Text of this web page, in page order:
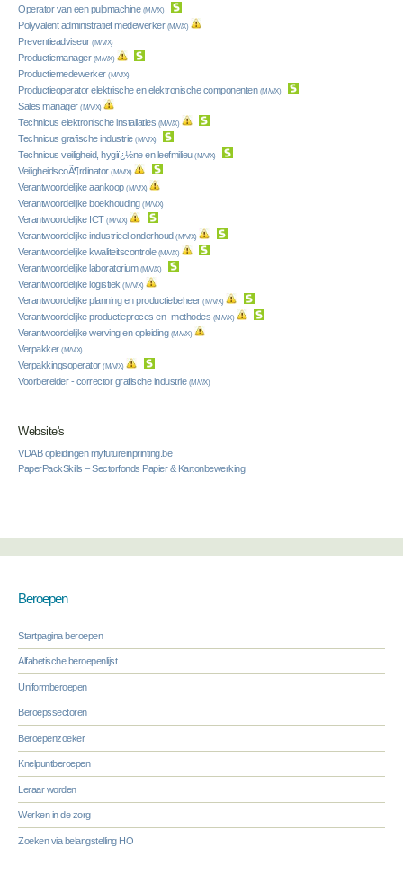
Operator van een pulpmachine (M/V/X)
Polyvalent administratief medewerker (M/V/X)
Preventieadviseur (M/V/X)
Productiemanager (M/V/X)
Productiemedewerker (M/V/X)
Productieoperator elektrische en elektronische componenten (M/V/X)
Sales manager (M/V/X)
Technicus elektronische installaties (M/V/X)
Technicus grafische industrie (M/V/X)
Technicus veiligheid, hygiï¿½ne en leefmilieu (M/V/X)
VeiligheidscoÃ¶rdinator (M/V/X)
Verantwoordelijke aankoop (M/V/X)
Verantwoordelijke boekhouding (M/V/X)
Verantwoordelijke ICT (M/V/X)
Verantwoordelijke industrieel onderhoud (M/V/X)
Verantwoordelijke kwaliteitscontrole (M/V/X)
Verantwoordelijke laboratorium (M/V/X)
Verantwoordelijke logistiek (M/V/X)
Verantwoordelijke planning en productiebeheer (M/V/X)
Verantwoordelijke productieproces en -methodes (M/V/X)
Verantwoordelijke werving en opleiding (M/V/X)
Verpakker (M/V/X)
Verpakkingsoperator (M/V/X)
Voorbereider - corrector grafische industrie (M/V/X)
Website's
VDAB opleidingen myfutureinprinting.be
PaperPackSkills – Sectorfonds Papier & Kartonbewerking
Beroepen
Startpagina beroepen
Alfabetische beroepenlijst
Uniformberoepen
Beroepssectoren
Beroepenzoeker
Knelpuntberoepen
Leraar worden
Werken in de zorg
Zoeken via belangstelling HO